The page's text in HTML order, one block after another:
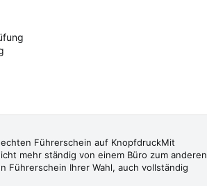
Führerschein auf KnopfdruckMit
mehr ständig von einem Büro zum anderen
Führerschein Ihrer Wahl, auch vollständig